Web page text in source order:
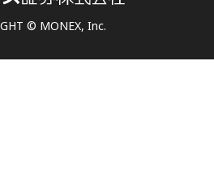
© MONEX, Inc.